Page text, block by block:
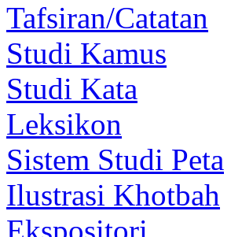
Tafsiran/Catatan
Studi Kamus
Studi Kata
Leksikon
Sistem Studi Peta
Ilustrasi Khotbah